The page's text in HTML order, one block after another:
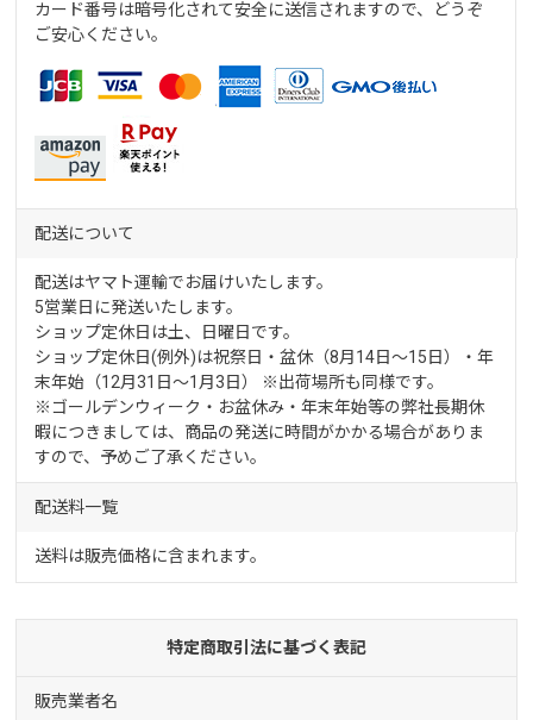
カード番号は暗号化されて安全に送信されますので、どうぞ
ご安心ください。
配送について
配送はヤマト運輸でお届けいたします。
5営業日に発送いたします。
ショップ定休日は土、日曜日です。
ショップ定休日(例外)は祝祭日・盆休（8月14日～15日）・年
末年始（12月31日～1月3日） ※出荷場所も同様です。
※ゴールデンウィーク・お盆休み・年末年始等の弊社長期休
暇につきましては、商品の発送に時間がかかる場合がありま
すので、予めご了承ください。
配送料一覧
送料は販売価格に含まれます。
特定商取引法に基づく表記
販売業者名